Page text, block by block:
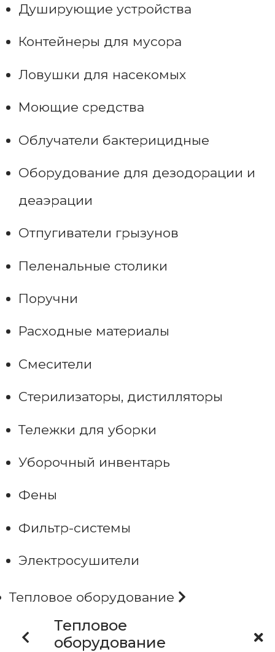
Душирующие устройства
Контейнеры для мусора
Ловушки для насекомых
Моющие средства
Облучатели бактерицидные
Оборудование для дезодорации и
деаэрации
Отпугиватели грызунов
Пеленальные столики
Поручни
Расходные материалы
Смесители
Стерилизаторы, дистилляторы
Тележки для уборки
Уборочный инвентарь
Фены
Фильтр-системы
Электросушители
Тепловое оборудование
Тепловое
оборудование